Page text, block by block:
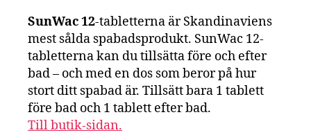
SunWac 12-tabletterna är Skandinaviens
mest sålda spabadsprodukt. SunWac 12-
tabletterna kan du tillsätta före och efter
bad – och med en dos som beror på hur
stort ditt spabad är. Tillsätt bara 1 tablett
före bad och 1 tablett efter bad.
Till butik-sidan.